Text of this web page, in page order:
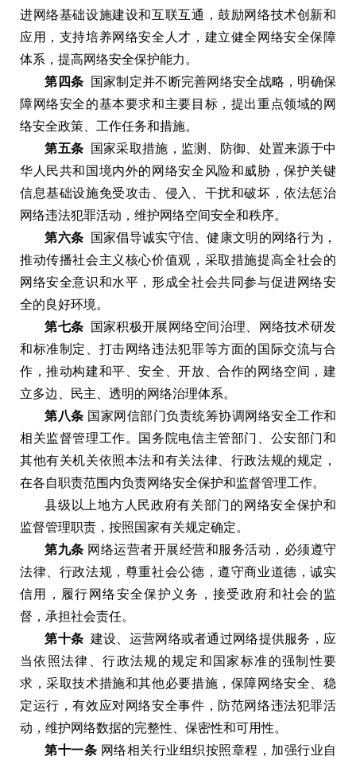
进网络基础设施建设和互联互通 ，鼓励网络技术创新和
应用 ， 支持培养网络安全人才 ， 建立健全网络安全保障
体系 ， 提高网络安全保护能力 。
第四条
国家制定并不断完善网络安全战略 ， 明确保
障网络安全的基本要求和主要目标 ， 提出重点领域的网
络安全政策
工作任务和措施。
第五条
国家采取措施 ， 监测 防御
处置来源于中
华人民共和国境内外的网络安全风险和威胁 ，保护关键
信息基础设施免受攻击
侵入 干扰和破坏 ，依法惩治
网络违法犯罪活动 ， 维护网络空间安全和秩序。
第六条
国家倡导诚实守信 、健康文明的网络行为 ，
推动传播社会主义核心价值观 ， 采取措施提高全社会的
网络安全意识和水平 ，形成全社会共同参与促进网络安
全的良好环境。
第七条
国家积极开展网络空间治理
网络技术研发
和标准制定
打击网络违法犯罪等方面的国际交流与合
作 ，推动构建和平 、安全 、开放 、合作的网络空间 ，建
立多边
民主 透明的网络治理体系。
第八条 国家网信部门负责统筹协调网络安全工作和
相关监督管理工作。 国务院电信主管部门
公安部门和
其他有关机关依照本法和有关法律
行政法规的规定 ，
在各自职责范围内负责网络安全保护和监督管理工作。
县级以上地方人民政府有关部门的网络安全保护和
监督管理职责 ， 按照国家有关规定确定。
第九条 网络运营者开展经营和服务活动 ， 必须遵守
法律
行政法规 ， 尊重社会公德 ，遵守商业道德 ，诚实
信用
， 履行网络安全保护义务 ，接受政府和社会的监
督 ， 承担社会责任。
第十条 建设 运营网络或者通过网络提供服务 ， 应
当依照法律
、行政法规的规定和国家标准的强制性要
求 ，采取技术措施和其他必要措施 ， 保障网络安全 、稳
定运行 ，有效应对网络安全事件 ， 防范网络违法犯罪活
动 ， 维护网络数据的完整性 保密性和可用性。
第十一条 网络相关行业组织按照章程 ， 加强行业自